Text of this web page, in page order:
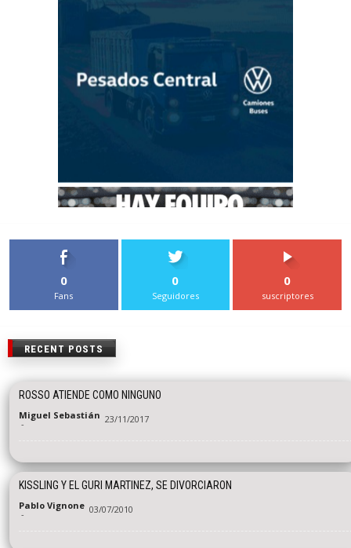
0
Fans
0
Seguidores
0
suscriptores
RECENT POSTS
ROSSO ATIENDE COMO NINGUNO
Miguel Sebastián
- 23/11/2017
KISSLING Y EL GURI MARTINEZ, SE DIVORCIARON
Pablo Vignone
- 03/07/2010